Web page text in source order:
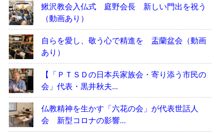
鰍沢教会入仏式 庭野会長 新しい門出を祝う
（動画あり）
自らを愛し、敬う心で精進を 盂蘭盆会（動画
あり）
【「ＰＴＳＤの日本兵家族会・寄り添う市民の
会」代表・黒井秋夫...
仏教精神を生かす「六花の会」が代表世話人
会 新型コロナの影響...